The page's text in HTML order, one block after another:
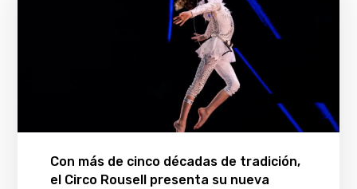
Con más de cinco décadas de tradición,
el Circo Rousell presenta su nueva